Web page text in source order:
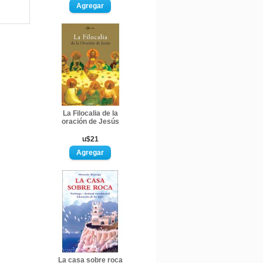
La Filocalia de la
oración de Jesús
u$21
La casa sobre roca